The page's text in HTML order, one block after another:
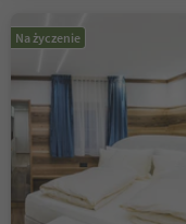
Na życzenie